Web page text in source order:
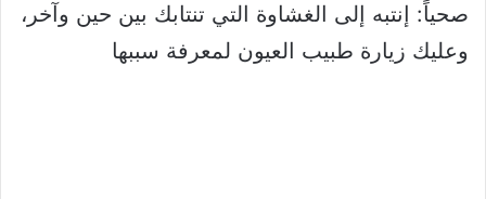
صحياً: إنتبه إلى الغشاوة التي تنتابك بين حين وآخر،
وعليك زيارة طبيب العيون لمعرفة سببها